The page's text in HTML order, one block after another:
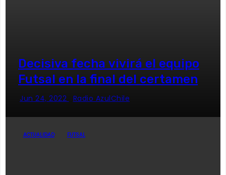
Decisiva fecha vivirá el equipo
Futsal en la final del certamen
Jun 24, 2022 Radio AzulChile
ACTUALIDAD FUTSAL